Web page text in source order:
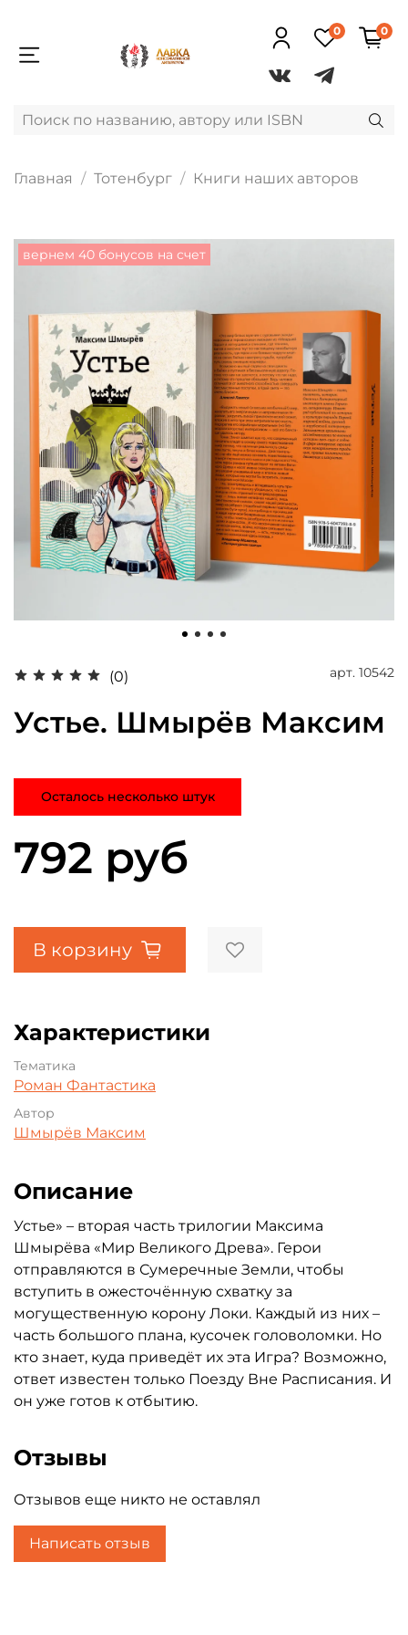
0 0
Главная Тотенбург Книги наших авторов
вернем 40 бонусов на счет
(0) арт. 10542
Устье. Шмырёв Максим
Осталось несколько штук
792 руб
В корзину
Характеристики
Тематика
Роман Фантастика
Автор
Шмырёв Максим
Описание
Устье» – вторая часть трилогии Максима
Шмырёва «Мир Великого Древа». Герои
отправляются в Сумеречные Земли, чтобы
вступить в ожесточённую схватку за
могущественную корону Локи. Каждый из них –
часть большого плана, кусочек головоломки. Но
кто знает, куда приведёт их эта Игра? Возможно,
ответ известен только Поезду Вне Расписания. И
он уже готов к отбытию.
Отзывы
Отзывов еще никто не оставлял
Написать отзыв